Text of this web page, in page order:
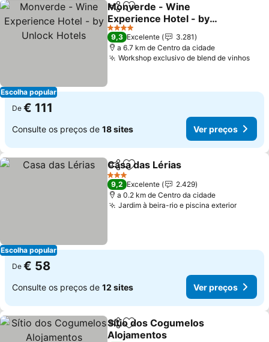
Escolha popular
PartilharAdicionar aos favoritos
Monverde - Wine
Experience Hotel - by
Unlock Hotels
4 Estrelas
9,3 Excelente
3.281
a 6.7 km de Centro da cidade
Workshop exclusivo de blend de vinhos
De € 111
Consulte os preços de 18 sites Ver preços
Escolha popular
PartilharAdicionar aos favoritos
Casa das Lérias
3 Estrelas
9,2 Excelente
2.429
a 0.2 km de Centro da cidade
Jardim à beira-rio e piscina exterior
De € 58
Consulte os preços de 12 sites Ver preços
PartilharAdicionar aos favoritos
Sítio dos Cogumelos
Alojamentos